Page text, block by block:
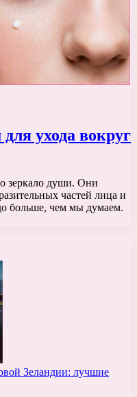
ухода вокруг
зеркало души. Они
частей лица и
больше, чем мы думаем.
Зеландии: лучшие